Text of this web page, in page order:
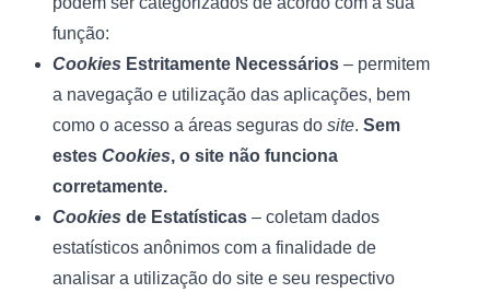
função:
Cookies Estritamente Necessários – permitem
a navegação e utilização das aplicações, bem
como o acesso a áreas seguras do site. Sem
estes Cookies, o site não funciona
corretamente.
Cookies de Estatísticas – coletam dados
estatísticos anônimos com a finalidade de
analisar a utilização do site e seu respectivo